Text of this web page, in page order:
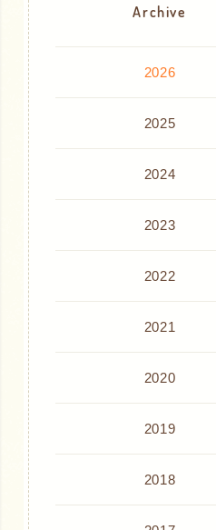
Archive
2026
2025
2024
2023
2022
2021
2020
2019
2018